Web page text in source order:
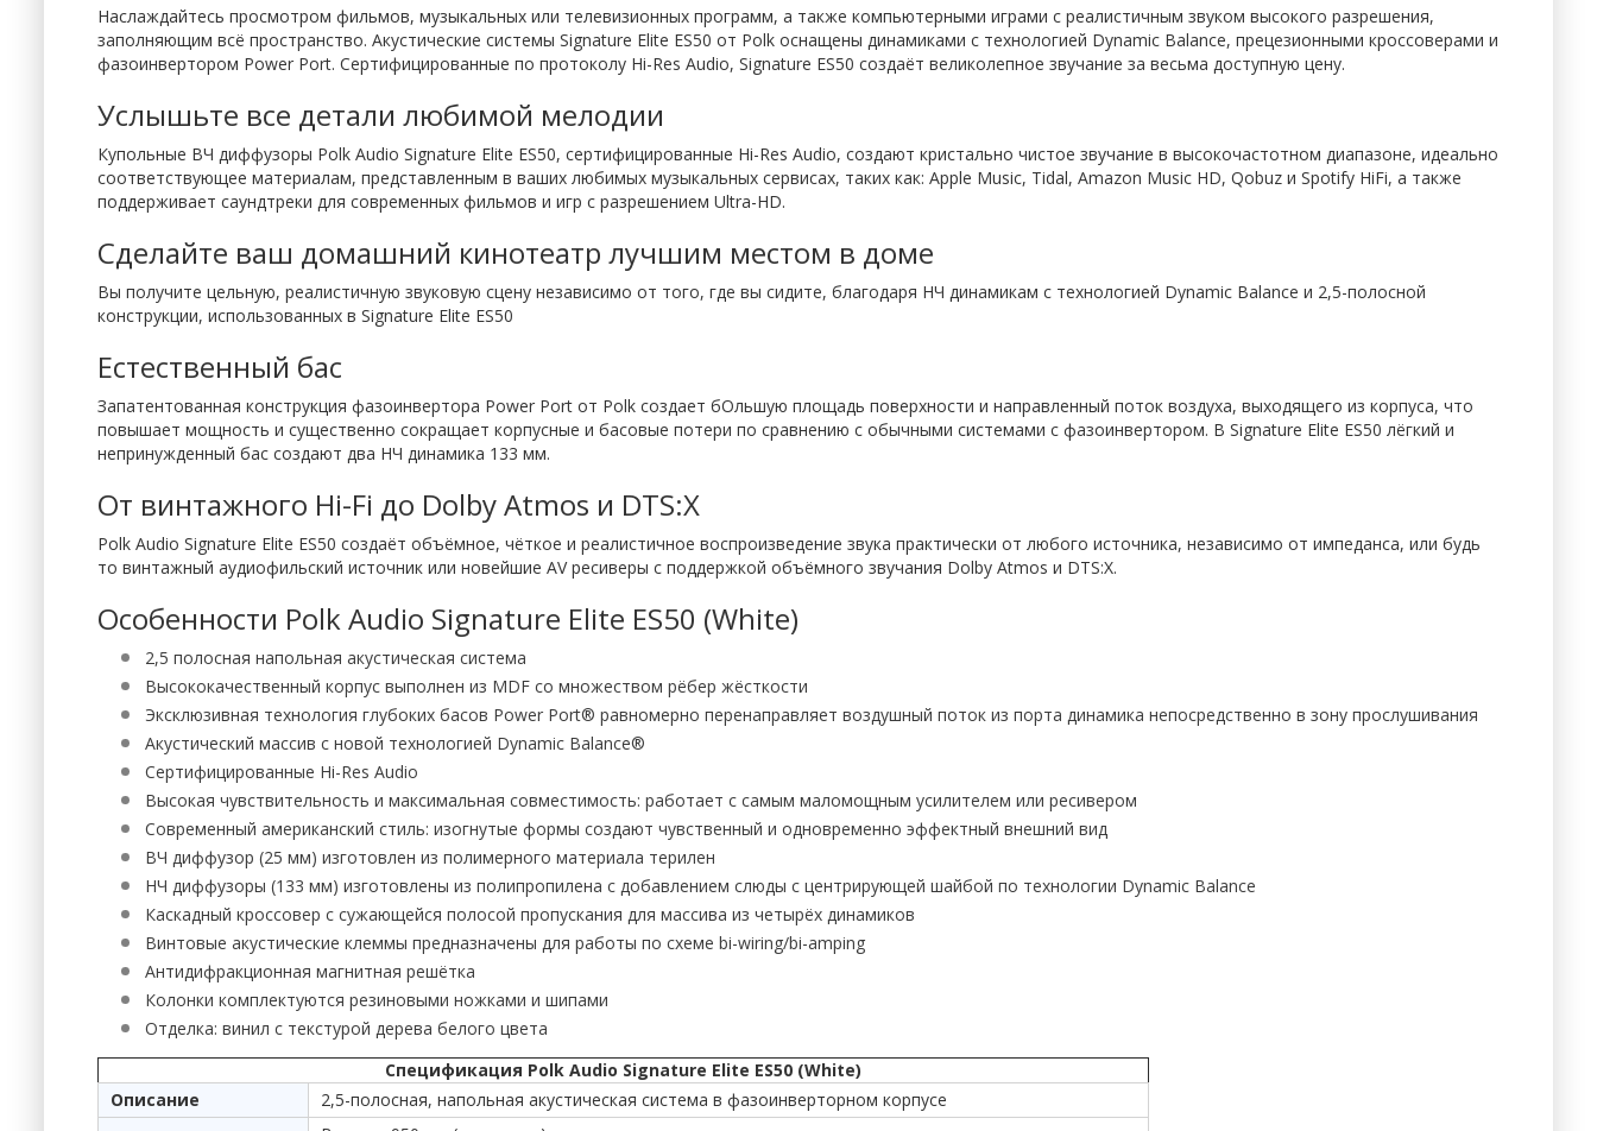
Наслаждайтесь просмотром фильмов, музыкальных или телевизионных программ, а также компьютерными играми с реалистичным звуком высокого разрешения,
заполняющим всё пространство. Акустические системы Signature Elite ES50 от Polk оснащены динамиками с технологией Dynamic Balance, прецезионными кроссоверами и
фазоинвертором Power Port. Сертифицированные по протоколу Hi-Res Audio, Signature ES50 создаёт великолепное звучание за весьма доступную цену.
Услышьте все детали любимой мелодии
Купольные ВЧ диффузоры Polk Audio Signature Elite ES50, сертифицированные Hi-Res Audio, создают кристально чистое звучание в высокочастотном диапазоне, идеально
соответствующее материалам, представленным в ваших любимых музыкальных сервисах, таких как: Apple Music, Tidal, Amazon Music HD, Qobuz и Spotify HiFi, а также
поддерживает саундтреки для современных фильмов и игр с разрешением Ultra-HD.
Сделайте ваш домашний кинотеатр лучшим местом в доме
Вы получите цельную, реалистичную звуковую сцену независимо от того, где вы сидите, благодаря НЧ динамикам с технологией Dynamic Balance и 2,5-полосной
конструкции, использованных в Signature Elite ES50
Естественный бас
Запатентованная конструкция фазоинвертора Power Port от Polk создает бОльшую площадь поверхности и направленный поток воздуха, выходящего из корпуса, что
повышает мощность и существенно сокращает корпусные и басовые потери по сравнению с обычными системами с фазоинвертором. В Signature Elite ES50 лёгкий и
непринужденный бас создают два НЧ динамика 133 мм.
От винтажного Hi-Fi до Dolby Atmos и DTS:X
Polk Audio Signature Elite ES50 создаёт объёмное, чёткое и реалистичное воспроизведение звука практически от любого источника, независимо от импеданса, или будь
то винтажный аудиофильский источник или новейшие AV ресиверы с поддержкой объёмного звучания Dolby Atmos и DTS:X.
Особенности Polk Audio Signature Elite ES50 (White)
2,5 полосная напольная акустическая система
Высококачественный корпус выполнен из MDF со множеством рёбер жёсткости
Эксклюзивная технология глубоких басов Power Port® равномерно перенаправляет воздушный поток из порта динамика непосредственно в зону прослушивания
Акустический массив с новой технологией Dynamic Balance®
Сертифицированные Hi-Res Audio
Высокая чувствительность и максимальная совместимость: работает с самым маломощным усилителем или ресивером
Современный американский стиль: изогнутые формы создают чувственный и одновременно эффектный внешний вид
ВЧ диффузор (25 мм) изготовлен из полимерного материала терилен
НЧ диффузоры (133 мм) изготовлены из полипропилена с добавлением слюды с центрирующей шайбой по технологии Dynamic Balance
Каскадный кроссовер с сужающейся полосой пропускания для массива из четырёх динамиков
Винтовые акустические клеммы предназначены для работы по схеме bi-wiring/bi-amping
Антидифракционная магнитная решётка
Колонки комплектуются резиновыми ножками и шипами
Отделка: винил с текстурой дерева белого цвета
Спецификация Polk Audio Signature Elite ES50 (White)
Описание
2,5-полосная, напольная акустическая система в фазоинверторном корпусе